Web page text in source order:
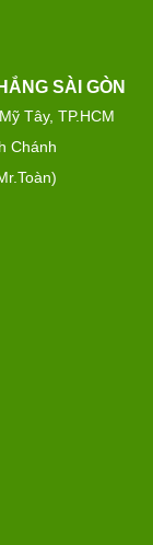
SÀI GÒN
Tây, TP.HCM
Chánh